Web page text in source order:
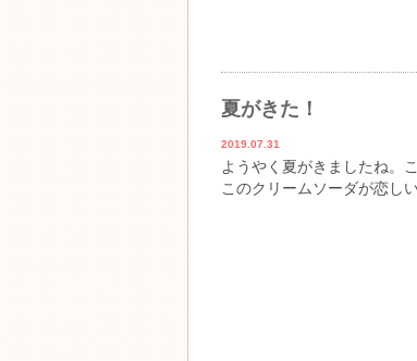
夏がきた！
2019.07.31
ようやく夏がきましたね。
このクリームソーダが恋し